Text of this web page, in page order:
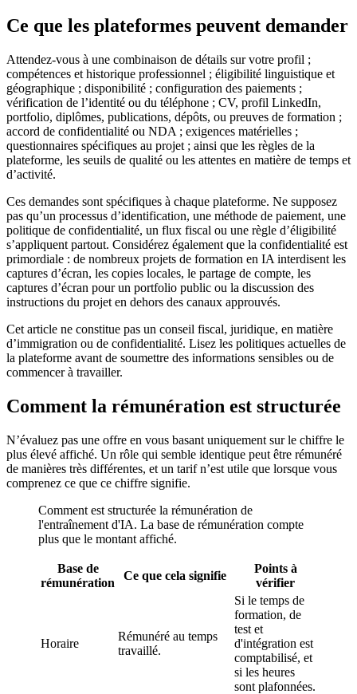
Ce que les plateformes peuvent demander
Attendez-vous à une combinaison de détails sur votre profil ;
compétences et historique professionnel ; éligibilité linguistique et
géographique ; disponibilité ; configuration des paiements ;
vérification de l’identité ou du téléphone ; CV, profil LinkedIn,
portfolio, diplômes, publications, dépôts, ou preuves de formation ;
accord de confidentialité ou NDA ; exigences matérielles ;
questionnaires spécifiques au projet ; ainsi que les règles de la
plateforme, les seuils de qualité ou les attentes en matière de temps et
d’activité.
Ces demandes sont spécifiques à chaque plateforme. Ne supposez
pas qu’un processus d’identification, une méthode de paiement, une
politique de confidentialité, un flux fiscal ou une règle d’éligibilité
s’appliquent partout. Considérez également que la confidentialité est
primordiale : de nombreux projets de formation en IA interdisent les
captures d’écran, les copies locales, le partage de compte, les
captures d’écran pour un portfolio public ou la discussion des
instructions du projet en dehors des canaux approuvés.
Cet article ne constitue pas un conseil fiscal, juridique, en matière
d’immigration ou de confidentialité. Lisez les politiques actuelles de
la plateforme avant de soumettre des informations sensibles ou de
commencer à travailler.
Comment la rémunération est structurée
N’évaluez pas une offre en vous basant uniquement sur le chiffre le
plus élevé affiché. Un rôle qui semble identique peut être rémunéré
de manières très différentes, et un tarif n’est utile que lorsque vous
comprenez ce que ce chiffre signifie.
Comment est structurée la rémunération de
l'entraînement d'IA. La base de rémunération compte
plus que le montant affiché.
Base de
rémunération
Ce que cela signifie
Points à
vérifier
Horaire
Rémunéré au temps
travaillé.
Si le temps de
formation, de
test et
d'intégration est
comptabilisé, et
si les heures
sont plafonnées.